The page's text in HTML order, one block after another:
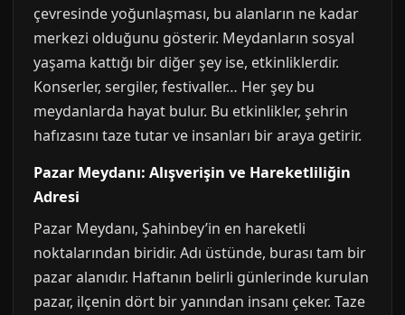
çevresinde yoğunlaşması, bu alanların ne kadar
merkezi olduğunu gösterir. Meydanların sosyal
yaşama kattığı bir diğer şey ise, etkinliklerdir.
Konserler, sergiler, festivaller… Her şey bu
meydanlarda hayat bulur. Bu etkinlikler, şehrin
hafızasını taze tutar ve insanları bir araya getirir.
Pazar Meydanı: Alışverişin ve Hareketliliğin
Adresi
Pazar Meydanı, Şahinbey’in en hareketli
noktalarından biridir. Adı üstünde, burası tam bir
pazar alanıdır. Haftanın belirli günlerinde kurulan
pazar, ilçenin dört bir yanından insanı çeker. Taze